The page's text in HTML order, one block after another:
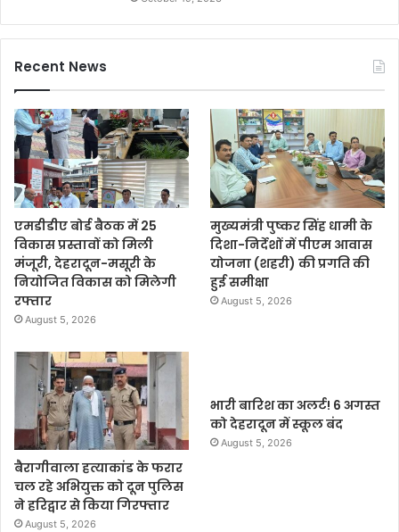
Recent News
एमडीडीए बोर्ड बैठक में 25
विकास प्रस्तावों को मिली
मंजूरी, देहरादून-मसूरी के
नियोजित विकास को मिलेगी
रफ्तार
August 5, 2026
मुख्यमंत्री पुष्कर सिंह धामी के
दिशा-निर्देशों में पीएम आवास
योजना (शहरी) की प्रगति की
हुई समीक्षा
August 5, 2026
बैरागीवाला हत्याकांड के फरार
चल रहे अभियुक्त को दून पुलिस
ने हरिद्वार से किया गिरफ्तार
August 5, 2026
भारी बारिश का अलर्ट! 6 अगस्त
को देहरादून में स्कूल बंद
August 5, 2026